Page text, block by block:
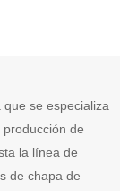
se especializa
de
la línea de
de chapa de